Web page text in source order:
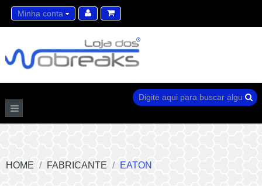
Minha conta
HOME FABRICANTE EATON